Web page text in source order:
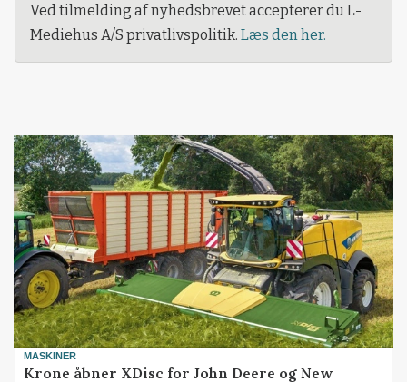
Ved tilmelding af nyhedsbrevet accepterer du L-
Mediehus A/S privatlivspolitik. Læs den her.
MASKINER
Krone åbner XDisc for John Deere og New